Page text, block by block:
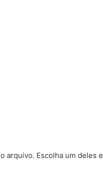
arquivo. Escolha um deles e